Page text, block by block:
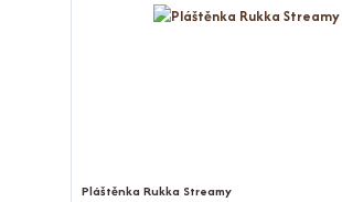
Pláštěnka Rukka Streamy